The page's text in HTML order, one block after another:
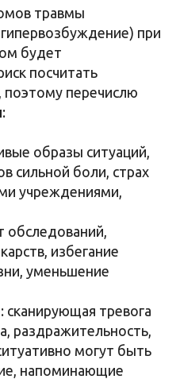
травмы
при
будет
посчитать
поэтому перечислю
:
образы ситуаций,
сильной боли, страх
учреждениями,
обследований,
избегание
уменьшение
сканирующая тревога
раздражительность,
могут быть
напоминающие